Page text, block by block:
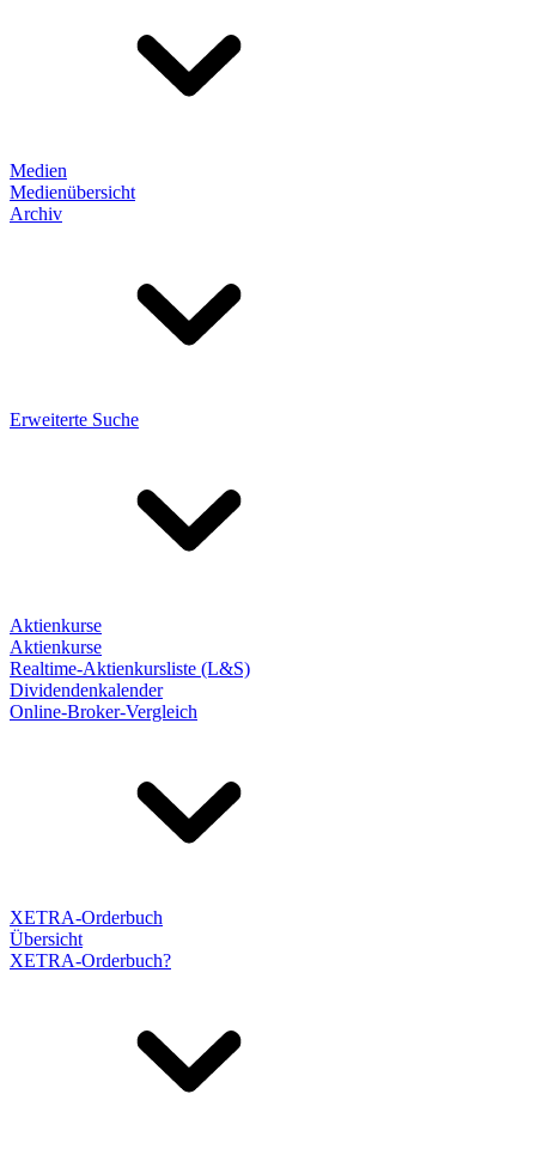
Medien
Medienübersicht
Archiv
Erweiterte Suche
Aktienkurse
Aktienkurse
Realtime-Aktienkursliste (L&S)
Dividendenkalender
Online-Broker-Vergleich
XETRA-Orderbuch
Übersicht
XETRA-Orderbuch?